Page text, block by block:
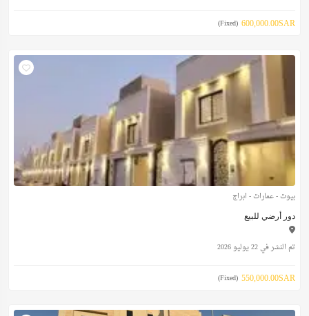
600,000.00SAR
(Fixed)
بيوت - عمارات - ابراج
دور أرضي للبيع
تم النشر في 22 يوليو 2026
550,000.00SAR
(Fixed)